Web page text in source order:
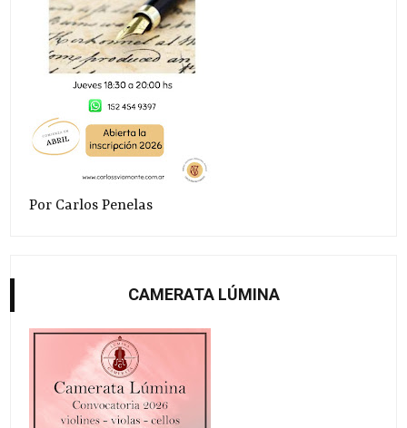
Por Carlos Penelas
CAMERATA LÚMINA